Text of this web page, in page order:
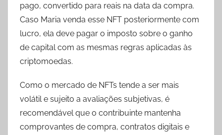
pago, convertido para reais na data da compra.
Caso Maria venda esse NFT posteriormente com
lucro, ela deve pagar o imposto sobre o ganho
de capital com as mesmas regras aplicadas às
criptomoedas.
Como o mercado de NFTs tende a ser mais
volátil e sujeito a avaliações subjetivas, é
recomendável que o contribuinte mantenha
comprovantes de compra, contratos digitais e